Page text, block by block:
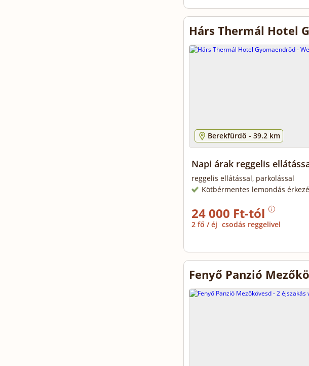
Hárs Thermál Hotel
Berekfürdô - 39.2 km
Napi árak reggelis
reggelis ellátással, parkolással
Kötbérmentes lemondás
24 000 Ft-tól
2 fő / éj csodás reggelivel
Fenyő Panzió